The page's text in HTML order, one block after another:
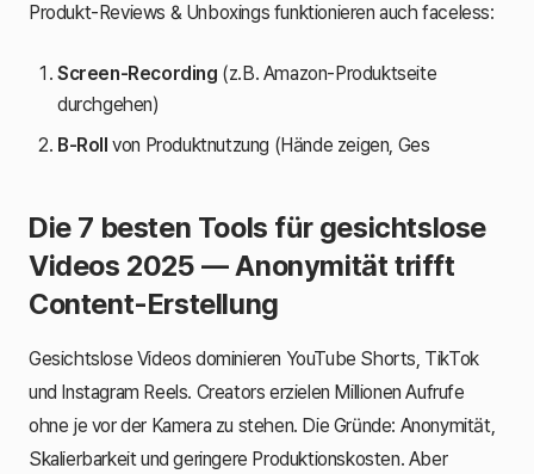
Produkt-Reviews & Unboxings funktionieren auch faceless:
Screen-Recording (z.B. Amazon-Produktseite
durchgehen)
B-Roll von Produktnutzung (Hände zeigen, Ges
Die 7 besten Tools für gesichtslose
Videos 2025 — Anonymität trifft
Content-Erstellung
Gesichtslose Videos dominieren YouTube Shorts, TikTok
und Instagram Reels. Creators erzielen Millionen Aufrufe
ohne je vor der Kamera zu stehen. Die Gründe: Anonymität,
Skalierbarkeit und geringere Produktionskosten. Aber